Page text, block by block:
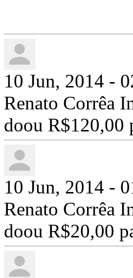
10 Jun, 2014 -
Renato Corrêa
doou R$120,00
10 Jun, 2014 -
Renato Corrêa
doou R$20,00